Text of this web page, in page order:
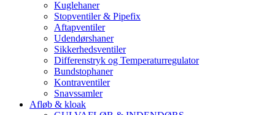
Kuglehaner
Stopventiler & Pipefix
Aftapventiler
Udendørshaner
Sikkerhedsventiler
Differenstryk og Temperaturregulator
Bundstophaner
Kontraventiler
Snavssamler
Afløb & kloak